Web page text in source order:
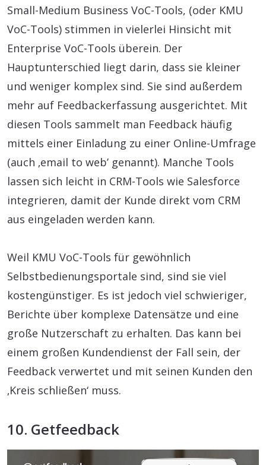
Small-Medium Business VoC-Tools, (oder KMU
VoC-Tools) stimmen in vielerlei Hinsicht mit
Enterprise VoC-Tools überein. Der
Hauptunterschied liegt darin, dass sie kleiner
und weniger komplex sind. Sie sind außerdem
mehr auf Feedbackerfassung ausgerichtet. Mit
diesen Tools sammelt man Feedback häufig
mittels einer Einladung zu einer Online-Umfrage
(auch ‚email to web’ genannt). Manche Tools
lassen sich leicht in CRM-Tools wie Salesforce
integrieren, damit der Kunde direkt vom CRM
aus eingeladen werden kann.
Weil KMU VoC-Tools für gewöhnlich
Selbstbedienungsportale sind, sind sie viel
kostengünstiger. Es ist jedoch viel schwieriger,
Berichte über komplexe Datensätze und eine
große Nutzerschaft zu erhalten. Das kann bei
einem großen Kundendienst der Fall sein, der
Feedback verwertet und mit seinen Kunden den
‚Kreis schließen‘ muss.
10. Getfeedback